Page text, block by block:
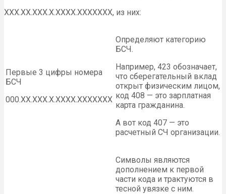
ХХХ.ХХ.ХХХ.Х.ХХХХ.ХХХХХХХ, из них:
Первые 3 цифры номера
БСЧ
000.ХХ.ХХХ.Х.ХХХХ.ХХХХХХХ
Определяют категорию
БСЧ.
Например, 423 обозначает,
что сберегательный вклад
открыт физическим лицом,
код 408 — это зарплатная
карта гражданина.
А вот код 407 — это
расчетный СЧ организации.
Символы являются
дополнением к первой
части кода и трактуются в
тесной увязке с ним.